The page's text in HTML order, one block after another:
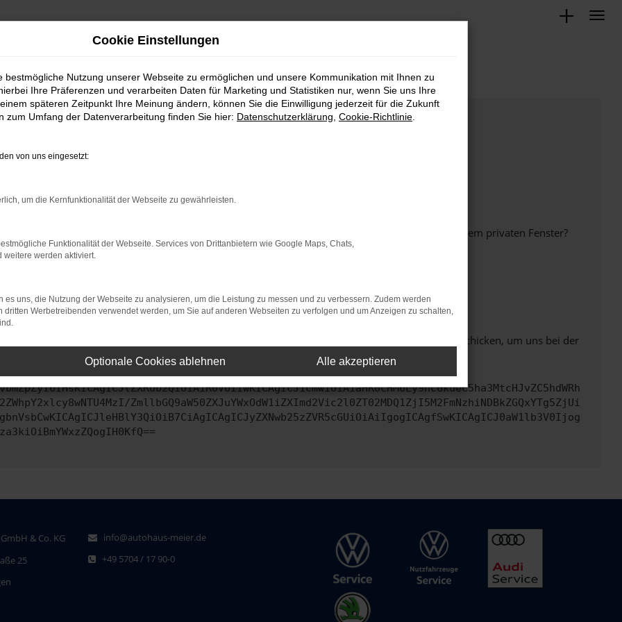
bestimmter Seiten verhindern. Funktioniert die Seite in einem anderen Browser oder in einem privaten Fenster?
beheben.
auf dem neuesten Stand sind.
kann auch dazu führen, dass bestimmte Funktionen nicht mehr unterstützt werden.
uns bitte. Wir werden versuchen, das Problem zu beheben. Du kannst uns diesen Text schicken, um uns bei der
ZmllbGQ9aW50ZXJuYWxOdW1iZXImd2Vic2l0ZT02MDQ1ZjI5M2FmNzhiNDBkZGQxYTg5ZjUi
& Co. KG
25
info@autohaus-meier.de
+49 5704 / 17 90-0
Cookie Einstellungen
bestmögliche Nutzung unserer Webseite zu ermöglichen und unsere Kommunikation mit Ihnen zu
Ihre Präferenzen und verarbeiten Daten für Marketing und Statistiken nur, wenn Sie uns Ihre
späteren Zeitpunkt Ihre Meinung ändern, können Sie die Einwilligung jederzeit für die Zukunft
zum Umfang der Datenverarbeitung finden Sie hier: Datenschutzerklärung Cookie-Richtlinie
von uns eingesetzt:
um die Kernfunktionalität der Webseite zu gewährleisten.
Funktionalität der Webseite. Services von Drittanbietern wie Google Maps, Chats,
weitere werden aktiviert.
es uns, die Nutzung der Webseite zu analysieren, um die Leistung zu messen und zu verbessern. Zudem werden
dritten Werbetreibenden verwendet werden, um Sie auf anderen Webseiten zu verfolgen und um Anzeigen zu schalten,
Optionale Cookies ablehnen Alle akzeptieren